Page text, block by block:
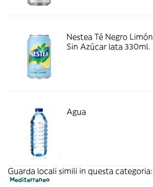
Nestea Té Negro Limón
Sin Azúcar lata 330ml.
Agua
Guarda locali simili in questa categoria:
Mediterraneo